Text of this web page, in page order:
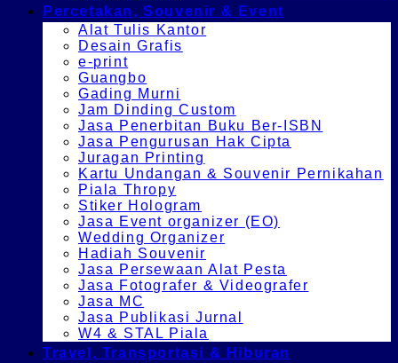
Percetakan, Souvenir & Event
Alat Tulis Kantor
Desain Grafis
e-print
Guangbo
Gading Murni
Jam Dinding Custom
Jasa Penerbitan Buku Ber-ISBN
Jasa Pengurusan Hak Cipta
Juragan Printing
Kartu Undangan & Souvenir Pernikahan
Piala Thropy
Stiker Hologram
Jasa Event organizer (EO)
Wedding Organizer
Hadiah Souvenir
Jasa Persewaan Alat Pesta
Jasa Fotografer & Videografer
Jasa MC
Jasa Publikasi Jurnal
W4 & STAL Piala
Travel, Transportasi & Hiburan